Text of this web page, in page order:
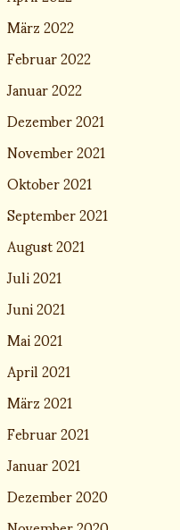
März 2022
Februar 2022
Januar 2022
Dezember 2021
November 2021
Oktober 2021
September 2021
August 2021
Juli 2021
Juni 2021
Mai 2021
April 2021
März 2021
Februar 2021
Januar 2021
Dezember 2020